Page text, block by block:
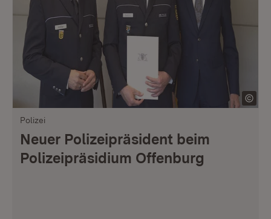
Polizei
Neuer Polizeipräsident beim
Polizeipräsidium Offenburg